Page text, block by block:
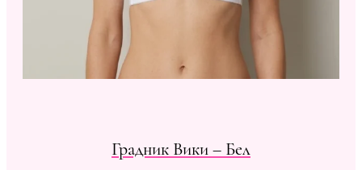
Градник Вики – Бел